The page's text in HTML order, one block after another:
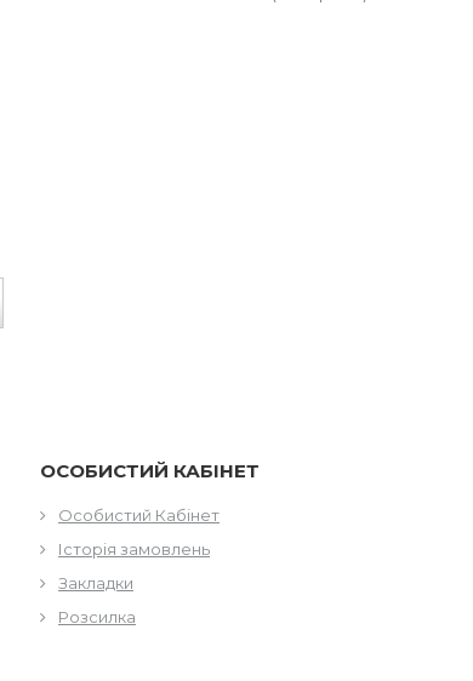
ОСОБИСТИЙ КАБІНЕТ
Особистий Кабінет
Історія замовлень
Закладки
Розсилка